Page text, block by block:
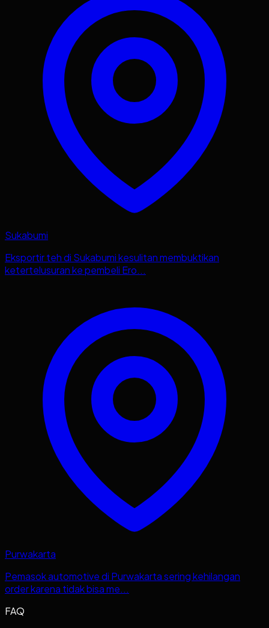
Sukabumi
Eksportir teh di Sukabumi kesulitan membuktikan
ketertelusuran ke pembeli Ero...
Purwakarta
Pemasok automotive di Purwakarta sering kehilangan
order karena tidak bisa me...
FAQ